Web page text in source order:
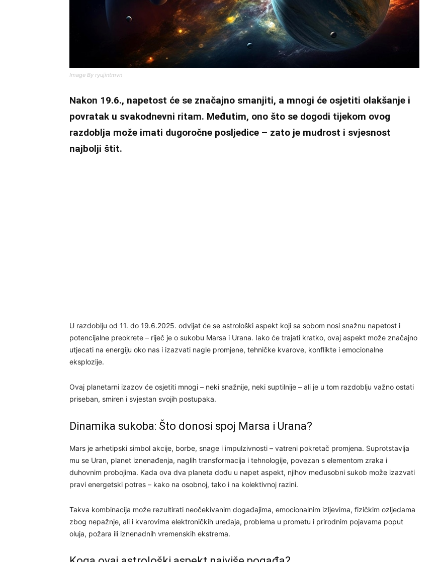
Image By ryujintmvn
Nakon 19.6., napetost će se značajno smanjiti, a mnogi će osjetiti olakšanje i
povratak u svakodnevni ritam. Međutim, ono što se dogodi tijekom ovog
razdoblja može imati dugoročne posljedice – zato je mudrost i svjesnost
najbolji štit.
U razdoblju od 11. do 19.6.2025. odvijat će se astrološki aspekt koji sa sobom nosi snažnu napetost i
potencijalne preokrete – riječ je o sukobu Marsa i Urana. Iako će trajati kratko, ovaj aspekt može značajno
utjecati na energiju oko nas i izazvati nagle promjene, tehničke kvarove, konflikte i emocionalne
eksplozije.
Ovaj planetarni izazov će osjetiti mnogi – neki snažnije, neki suptilnije – ali je u tom razdoblju važno ostati
priseban, smiren i svjestan svojih postupaka.
Dinamika sukoba: Što donosi spoj Marsa i Urana?
Mars je arhetipski simbol akcije, borbe, snage i impulzivnosti – vatreni pokretač promjena. Suprotstavlja
mu se Uran, planet iznenađenja, naglih transformacija i tehnologije, povezan s elementom zraka i
duhovnim probojima. Kada ova dva planeta dođu u napet aspekt, njihov međusobni sukob može izazvati
pravi energetski potres – kako na osobnoj, tako i na kolektivnoj razini.
Takva kombinacija može rezultirati neočekivanim događajima, emocionalnim izljevima, fizičkim ozljedama
zbog nepažnje, ali i kvarovima elektroničkih uređaja, problema u prometu i prirodnim pojavama poput
oluja, požara ili iznenadnih vremenskih ekstrema.